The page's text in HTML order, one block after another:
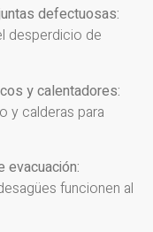
defectuosas:
desperdicio de
y calentadores:
y calderas para
evacuación:
funcionen al